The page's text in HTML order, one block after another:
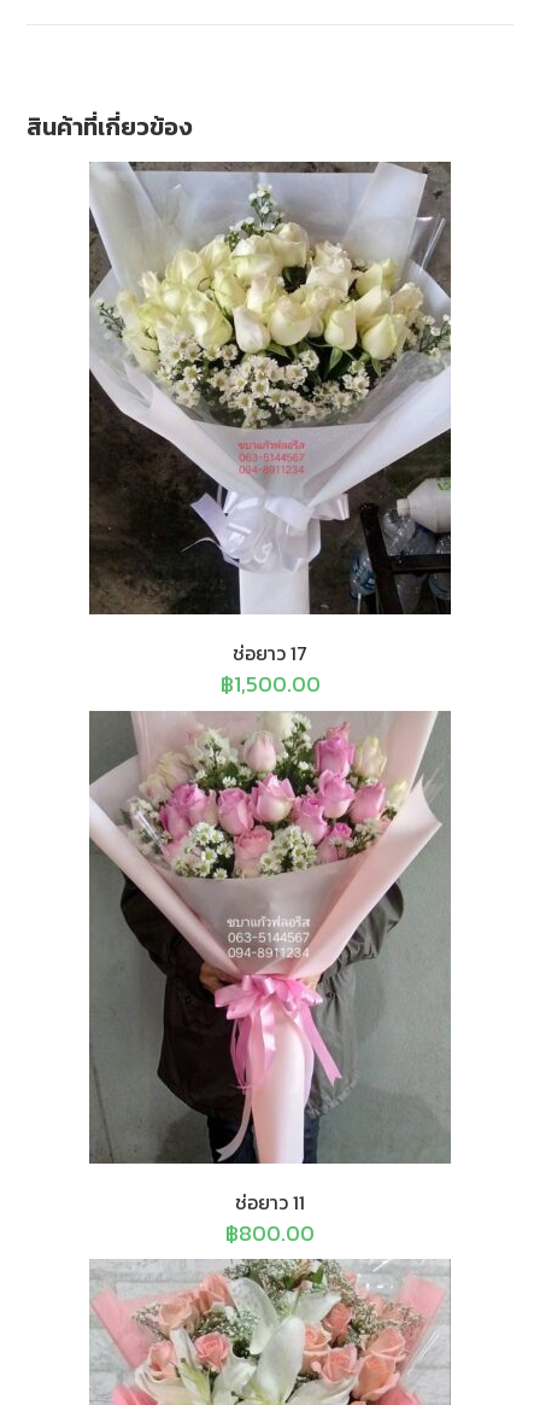
สินค้าที่เกี่ยวข้อง
ช่อยาว 17
฿1,500.00
ช่อยาว 11
฿800.00